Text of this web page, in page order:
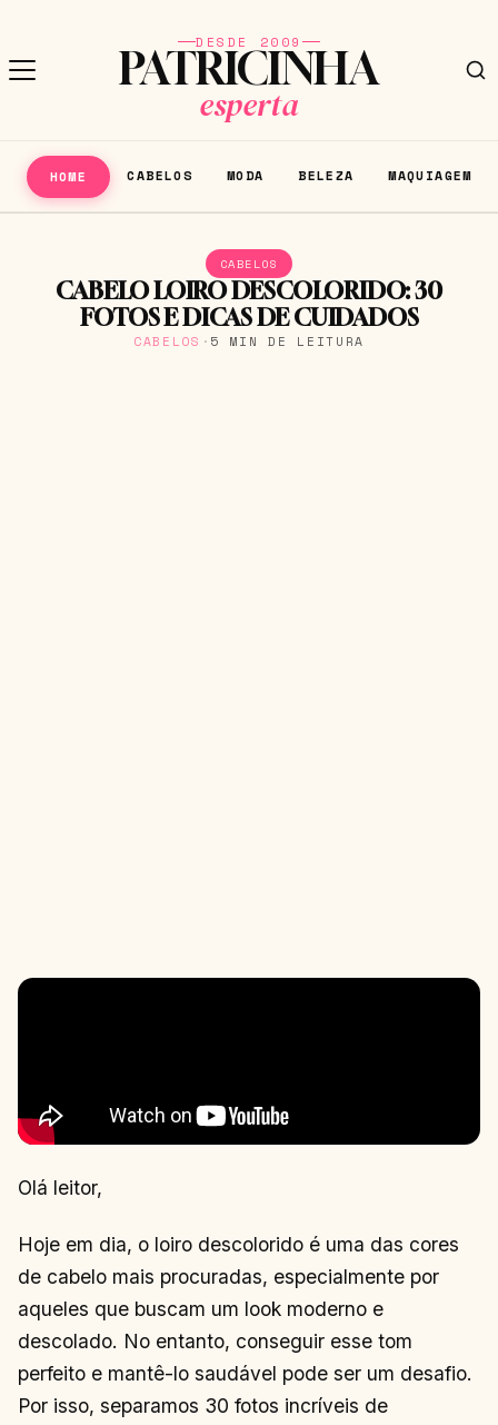
DESDE 2009
PATRICINHA
esperta
HOME CABELOS MODA BELEZA MAQUIAGEM
CABELOS
CABELO LOIRO DESCOLORIDO: 30
FOTOS E DICAS DE CUIDADOS
CABELOS · 5 MIN DE LEITURA
Olá leitor,
Hoje em dia, o loiro descolorido é uma das cores
de cabelo mais procuradas, especialmente por
aqueles que buscam um look moderno e
descolado. No entanto, conseguir esse tom
perfeito e mantê-lo saudável pode ser um desafio.
Por isso, separamos 30 fotos incríveis de